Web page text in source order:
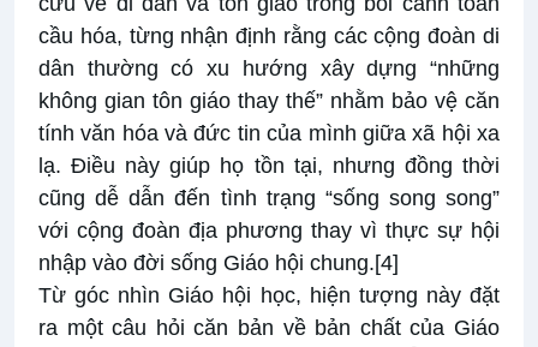
cầu hóa, từng nhận định rằng các cộng đoàn di
dân thường có xu hướng xây dựng “những
không gian tôn giáo thay thế” nhằm bảo vệ căn
tính văn hóa và đức tin của mình giữa xã hội xa
lạ. Điều này giúp họ tồn tại, nhưng đồng thời
cũng dễ dẫn đến tình trạng “sống song song”
với cộng đoàn địa phương thay vì thực sự hội
nhập vào đời sống Giáo hội chung.[4]
Từ góc nhìn Giáo hội học, hiện tượng này đặt
ra một câu hỏi căn bản về bản chất của Giáo